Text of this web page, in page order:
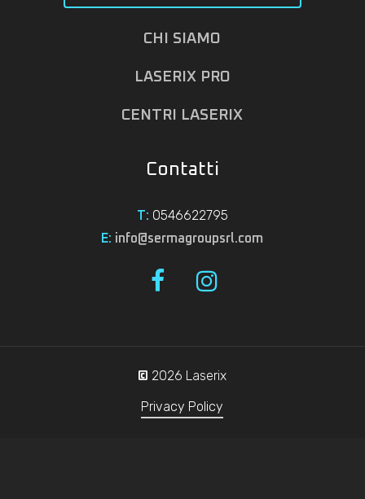
CHI SIAMO
LASERIX PRO
CENTRI LASERIX
Contatti
T: 0546622795
E: info@sermagroupsrl.com
© 2026 Laserix
Privacy Policy